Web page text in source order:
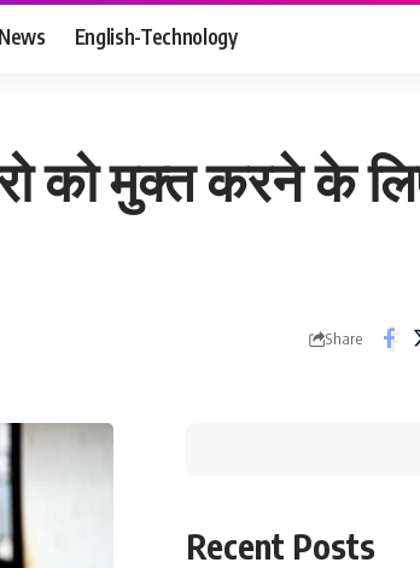
English-Technology
को मुक्त करने के
Share
Recent Posts